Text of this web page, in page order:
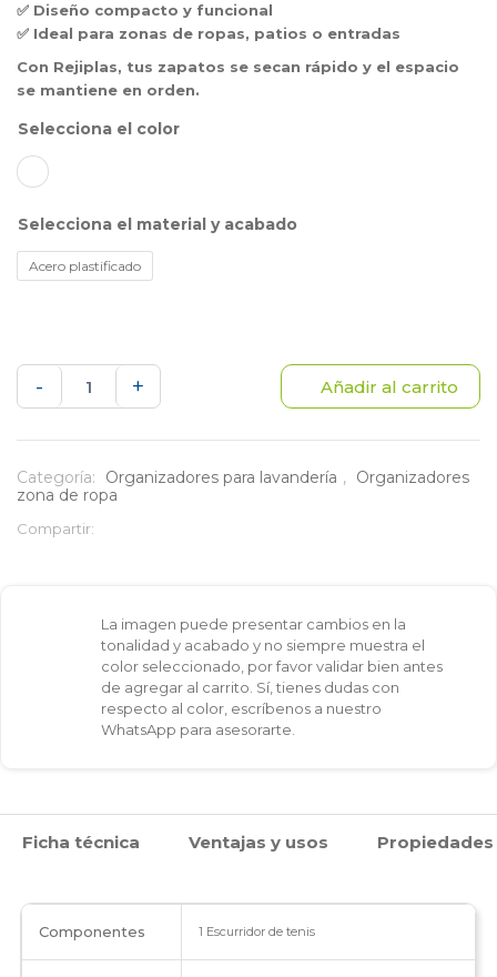
✅ Diseño compacto y funcional
✅ Ideal para zonas de ropas, patios o entradas
Con Rejiplas, tus zapatos se secan rápido y el espacio
se mantiene en orden.
color
material y acabado
Acero plastificado
-
Escurridor
Tenis
cantidad
+ Añadir al carrito
Categoría: Organizadores para lavandería , Organizadores
zona de ropa
Compartir:
La imagen puede presentar cambios en la
tonalidad y acabado y no siempre muestra el
color seleccionado, por favor validar bien antes
de agregar al carrito. Sí, tienes dudas con
respecto al color, escríbenos a nuestro
WhatsApp para asesorarte.
Ficha técnica Ventajas y usos Propiedades
Componentes 1 Escurridor de tenis